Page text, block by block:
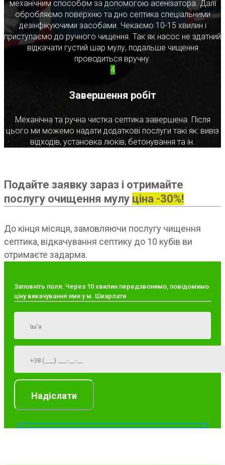
механічним способом за допомогою асенізатора. Далі
обробляємо поверхню та дно септика спеціальними
дезінфікуючими засобами. Чекаємо 10-15 хвилин і
приступаємо до ручного чищення. Так як насос не здатний
відкачати густий шар мулу, подальше чищення
проводиться вручну.
4
Завершення робіт
Механічна та ручна чистка септика завершена. Після
цього ми можемо надати додаткові послуги такі як: вивіз
відходів, установка люків, бетонування та ін.
Подайте заявку зараз і отримайте
послугу очищення мулу ціна -30%!
До кінця місяця, замовляючи послугу чищення
септика, відкачування септику до 10 кубів ви
отримаєте задарма.
Заповніть поля. Через 10 хвилин передзвонимо, повідомимо
ціну викачування ями у м. Шкарлати